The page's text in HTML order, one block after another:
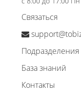
Связаться
Подразделения
База знаний
Контакты